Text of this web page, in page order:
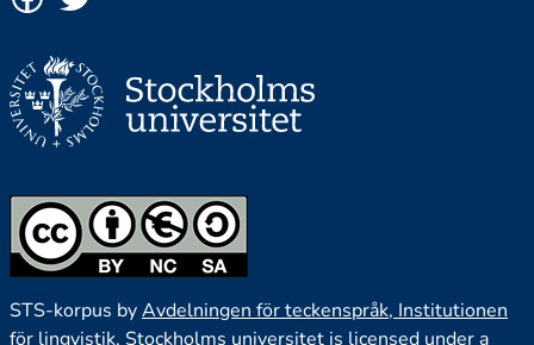
STS-korpus byAvdelningen för teckenspråk, Institutionen
för lingvistik, Stockholms universitet is licensed under a